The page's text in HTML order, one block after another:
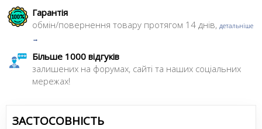
Гарантія
обмін/повернення товару протягом 14 днів, детальніше
→
Більше 1000 відгуків
залишених на форумах, сайті та наших соціальних
мережах!
ЗАСТОСОВНІСТЬ